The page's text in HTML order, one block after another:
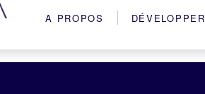
A PROPOS DÉVELOPPER